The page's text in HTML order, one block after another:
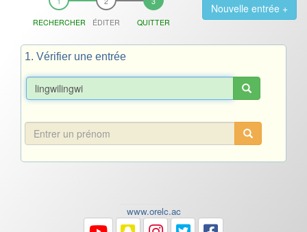
RECHERCHER ÉDITER QUITTER
Nouvelle entrée +
1. Vérifier une entrée
www.orelc.ac